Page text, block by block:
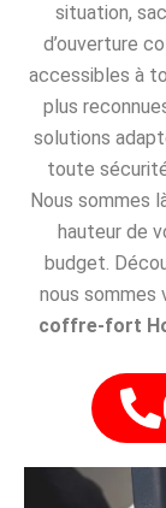
situation,
d’ouverture
accessibles à
plus
solutions
toute
Nous sommes
hauteur de
budget.
nous sommes
coffre-fort